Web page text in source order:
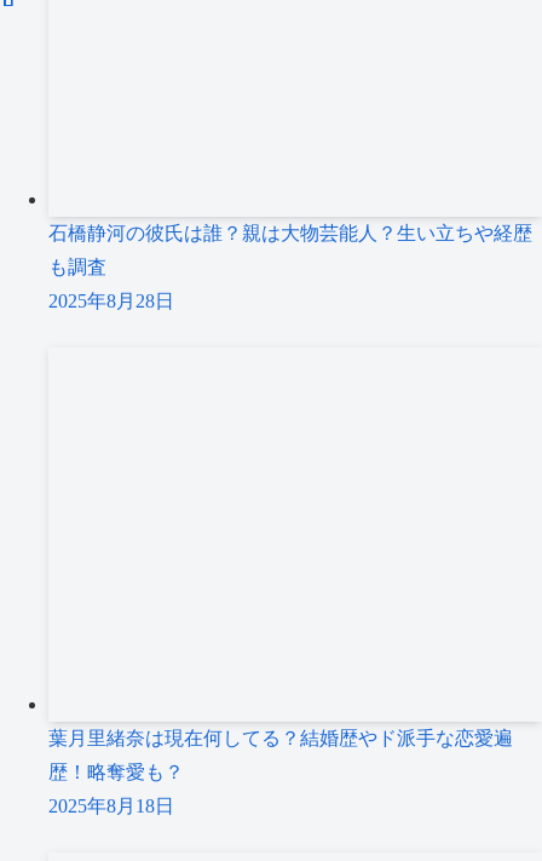
石橋静河の彼氏は誰？親は大物芸能人？生い立ちや経歴
も調査
2025年8月28日
葉月里緒奈は現在何してる？結婚歴やド派手な恋愛遍
歴！略奪愛も？
2025年8月18日